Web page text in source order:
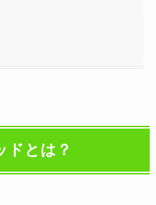
ドとは？